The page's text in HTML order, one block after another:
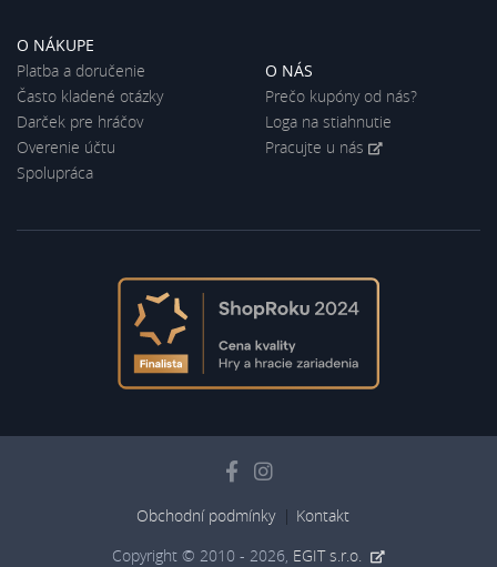
O NÁKUPE
Platba a doručenie
Často kladené otázky
Darček pre hráčov
Overenie účtu
Spolupráca
O NÁS
Prečo kupóny od nás?
Loga na stiahnutie
Pracujte u nás
Obchodní podmínky Kontakt
Copyright © 2010 - 2026, EGIT s.r.o.